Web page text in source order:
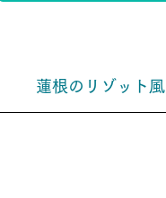
蓮根のリゾット風